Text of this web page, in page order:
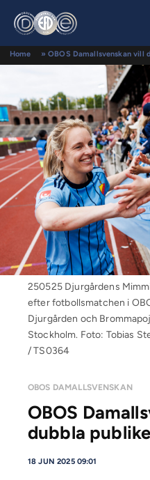
Home »OBOS Damallsvenskan vill
250525 Djurgårdens
efter fotbollsmatchen i
Djurgården och
Stockholm. Foto: Tobias
/ TS0364
OBOS DAMALLSVENSKAN
OBOS
dubbla
18 JUN 2025 09:01